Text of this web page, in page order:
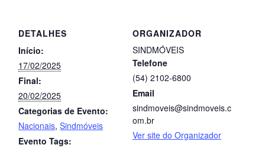
DETALHES
Início:
17/02/2025
Final:
20/02/2025
Categorias de Evento:
Nacionais,Sindmóveis
Evento Tags:
ORGANIZADOR
SINDMÓVEIS
Telefone
(54) 2102-6800
Email
sindmoveis@sindmoveis.c
om.br
Ver site do Organizador